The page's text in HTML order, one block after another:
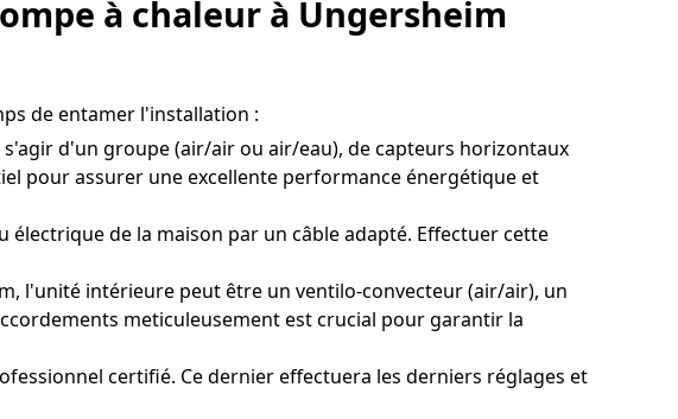
à chaleur à Ungersheim
de entamer l'installation :
d'un groupe (air/air ou air/eau), de capteurs horizontaux
pour assurer une excellente performance énergétique et
de la maison par un câble adapté. Effectuer cette
l'unité intérieure peut être un ventilo-convecteur (air/air), un
meticuleusement est crucial pour garantir la
certifié. Ce dernier effectuera les derniers réglages et